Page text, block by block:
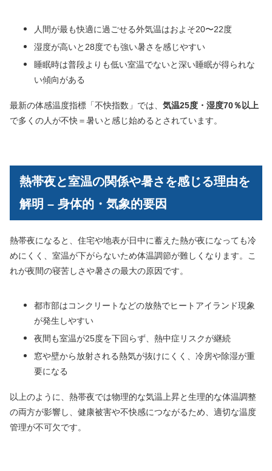
人間が最も快適に過ごせる外気温はおよそ20〜22度
湿度が高いと28度でも強い暑さを感じやすい
睡眠時は普段よりも低い室温でないと深い睡眠が得られな
い傾向がある
最新の体感温度指標「不快指数」では、 気温25度・湿度70％以上
で多くの人が不快＝暑いと感じ始めるとされています。
熱帯夜と室温の関係や暑さを感じる理由を
解明 – 身体的・気象的要因
熱帯夜になると、住宅や地表が日中に蓄えた熱が夜になっても冷
めにくく、室温が下がらないため体温調節が難しくなります。こ
れが夜間の寝苦しさや暑さの最大の原因です。
都市部はコンクリートなどの放熱でヒートアイランド現象
が発生しやすい
夜間も室温が25度を下回らず、熱中症リスクが継続
窓や壁から放射される熱気が抜けにくく、冷房や除湿が重
要になる
以上のように、熱帯夜では物理的な気温上昇と生理的な体温調整
の両方が影響し、健康被害や不快感につながるため、適切な温度
管理が不可欠です。